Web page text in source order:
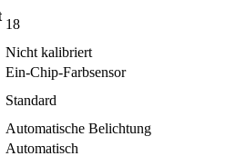
18
Nicht kalibriert
Ein-Chip-Farbsensor
Standard
Automatische Belichtung
Automatisch